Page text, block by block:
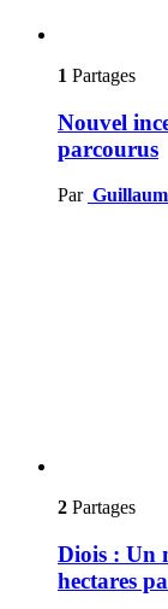
1 Partages
Nouvel
parcourus
Par
2 Partages
Diois : Un
hectares